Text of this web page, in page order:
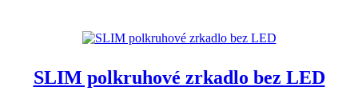
SLIM polkruhové zrkadlo bez LED